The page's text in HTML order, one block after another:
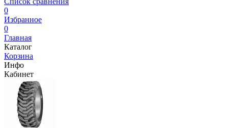
0
Избранное
0
Главная
Каталог
Корзина
Инфо
Кабинет